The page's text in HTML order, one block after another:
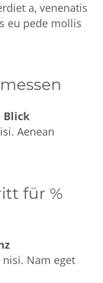
a, venenatis
eu pede mollis
Blick
Aenean
für %
Nam eget